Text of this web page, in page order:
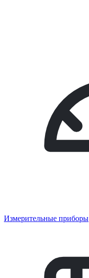
Измерительные приборы